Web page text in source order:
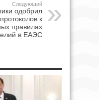
Следующий
одобрил
к
правилах
в ЕАЭС